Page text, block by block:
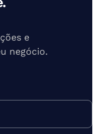
e
negócio.